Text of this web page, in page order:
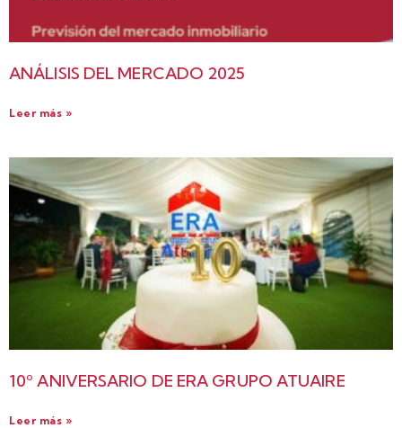
ANÁLISIS DEL MERCADO 2025
Leer más »
10º ANIVERSARIO DE ERA GRUPO ATUAIRE
Leer más »